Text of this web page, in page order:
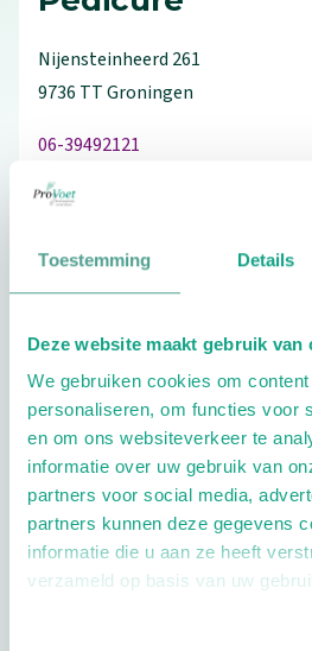
Toestemming Details
Deze website maakt gebruik van
We gebruiken cookies om
personaliseren, om functies voor
en om ons websiteverkeer te
informatie over uw gebruik van
partners voor social media,
partners kunnen deze gegevens
informatie die u aan ze heeft
verzameld op basis van uw
Nijensteinheerd 261
9736 TTGroningen
06-39492121
Bezoek de website
Openingstijden
DagTijd